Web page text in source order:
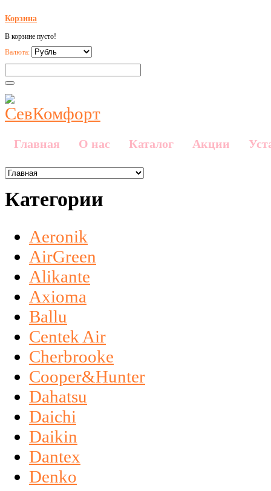
Корзина
В корзине пусто!
Валюта:
Главная О нас Каталог Акции
Категории
Aeronik
AirGreen
Alikante
Axioma
Ballu
Centek Air
Cherbrooke
Cooper&Hunter
Dahatsu
Daichi
Daikin
Dantex
Denko